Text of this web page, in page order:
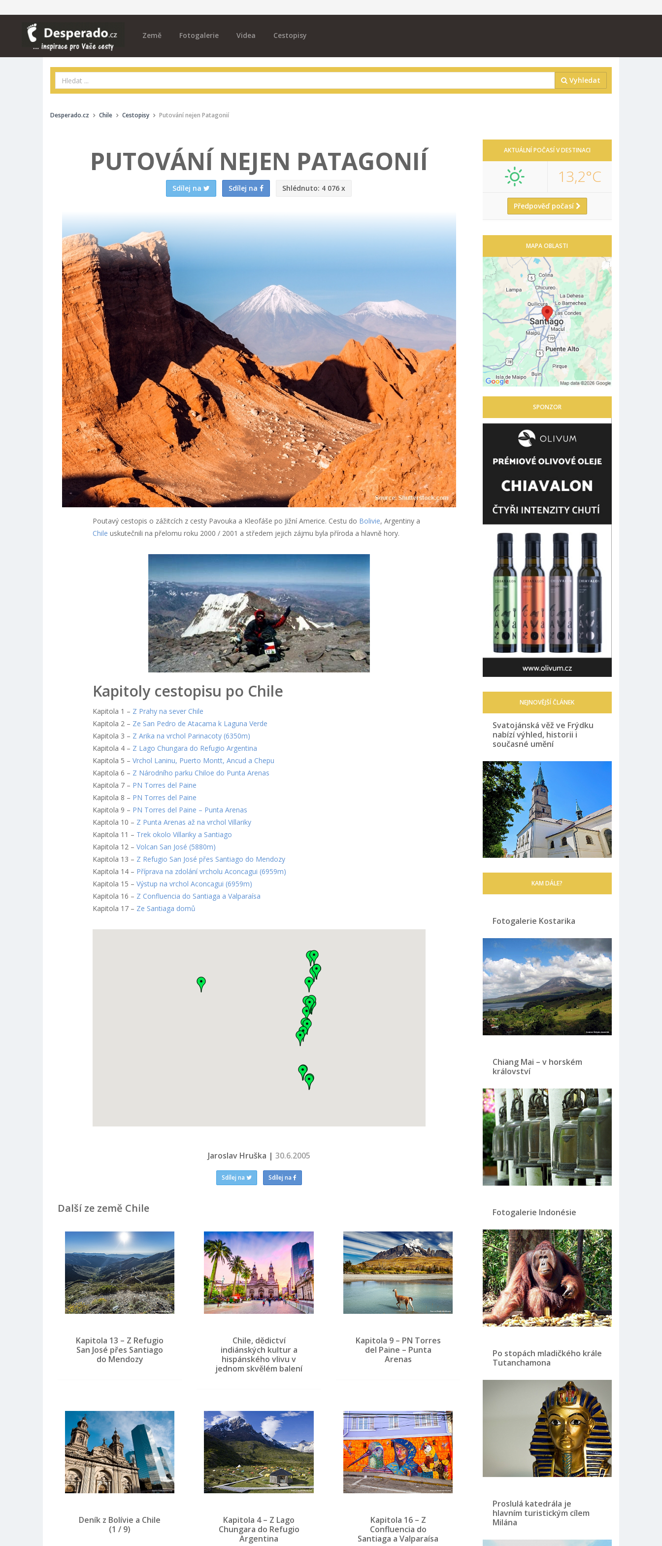
Země Fotogalerie Videa Cestopisy
Vyhledat
Desperado.cz Chile Cestopisy Putování nejen Patagonií
PUTOVÁNÍ NEJEN PATAGONIÍ
Sdílej na Sdílej na Shlédnuto: 4 076 x
Poutavý cestopis o zážitcích z cesty Pavouka a Kleofáše po Jižní Americe. Cestu do Bolivie, Argentiny a
Chile uskutečnili na přelomu roku 2000 / 2001 a středem jejich zájmu byla příroda a hlavně hory.
Kapitoly cestopisu po Chile
Kapitola 1 – Z Prahy na sever Chile
Kapitola 2 – Ze San Pedro de Atacama k Laguna Verde
Kapitola 3 – Z Arika na vrchol Parinacoty (6350m)
Kapitola 4 – Z Lago Chungara do Refugio Argentina
Kapitola 5 – Vrchol Laninu, Puerto Montt, Ancud a Chepu
Kapitola 6 – Z Národního parku Chiloe do Punta Arenas
Kapitola 7 – PN Torres del Paine
Kapitola 8 – PN Torres del Paine
Kapitola 9 – PN Torres del Paine – Punta Arenas
Kapitola 10 – Z Punta Arenas až na vrchol Villariky
Kapitola 11 – Trek okolo Villariky a Santiago
Kapitola 12 – Volcan San José (5880m)
Kapitola 13 – Z Refugio San José přes Santiago do Mendozy
Kapitola 14 – Příprava na zdolání vrcholu Aconcagui (6959m)
Kapitola 15 – Výstup na vrchol Aconcagui (6959m)
Kapitola 16 – Z Confluencia do Santiaga a Valparaísa
Kapitola 17 – Ze Santiaga domů
Jaroslav Hruška | 30.6.2005
Sdílej na Sdílej na
Další ze země Chile
Kapitola 13 – Z Refugio
San José přes Santiago
do Mendozy
Chile, dědictví
indiánských kultur a
hispánského vlivu v
jednom skvělém balení
Kapitola 9 – PN Torres
del Paine – Punta
Arenas
Deník z Bolívie a Chile
(1 / 9)
Kapitola 4 – Z Lago
Chungara do Refugio
Argentina
Kapitola 16 – Z
Confluencia do
Santiaga a Valparaísa
AKTUÁLNÍ POČASÍ V DESTINACI
13,2°C
Předpověď počasí
MAPA OBLASTI
SPONZOR
NEJNOVĚJŠÍ ČLÁNEK
Svatojánská věž ve Frýdku
nabízí výhled, historii i
současné umění
KAM DÁLE?
Fotogalerie Kostarika
Chiang Mai – v horském
království
Fotogalerie Indonésie
Po stopách mladičkého krále
Tutanchamona
Proslulá katedrála je
hlavním turistickým cílem
Milána